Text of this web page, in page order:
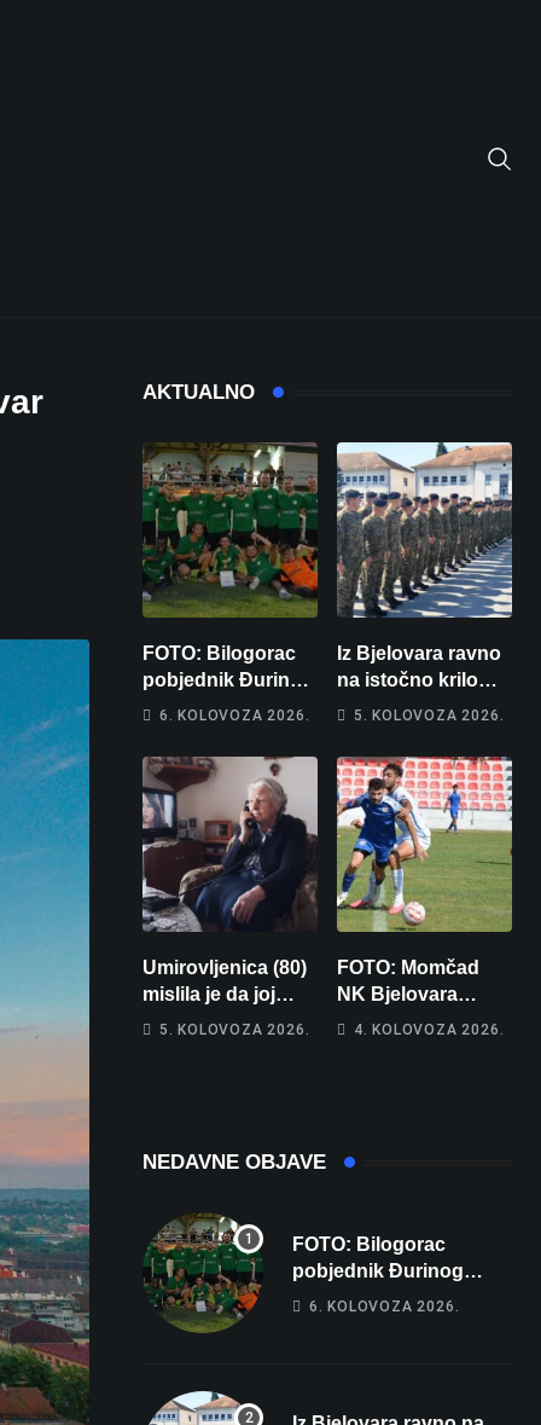
AKTUALNO
FOTO: Bilogorac
pobjednik Đurinog
memorijala
6. KOLOVOZA 2026.
Iz Bjelovara ravno
na istočno krilo
NATO-a: Evo kamo
vojnika i 6
vojnikinja
5. KOLOVOZA 2026.
Umirovljenica (80)
mislila je da joj
piše kći pa ostala
5. KOLOVOZA 2026.
FOTO: Momčad
NK Bjelovara
poprima jesenski
4. KOLOVOZA 2026.
NEDAVNE OBJAVE
FOTO: Bilogorac
pobjednik Đurinog
memorijala
6. KOLOVOZA 2026.